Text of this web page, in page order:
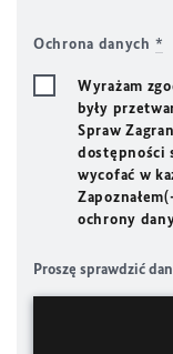
Ochrona danych *
Wyrażam
były
Spraw
dostępności
wycofać w
ochrony
Proszę sprawdzić